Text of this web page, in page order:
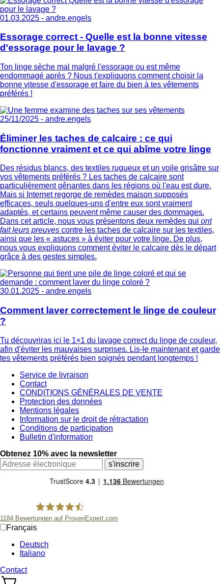
01.03.2025 - andre.engels
Essorage correct - Quelle est la bonne vitesse
d'essorage pour le lavage ?
Ton linge sèche mal malgré l'essorage ou est même
endommagé après ? Nous t'expliquons comment choisir la
bonne vitesse d'essorage et faire du bien à tes vêtements
préférés !
25/11/2025 - andre.engels
Éliminer les taches de calcaire : ce qui
fonctionne vraiment et ce qui abîme votre linge
Des résidus blancs, des textiles rugueux et un voile grisâtre sur
vos vêtements préférés ? Les taches de calcaire sont
particulièrement gênantes dans les régions où l'eau est dure.
Mais si Internet regorge de remèdes maison supposés
efficaces, seuls quelques-uns d'entre eux sont vraiment
adaptés, et certains peuvent même causer des dommages.
Dans cet article, nous vous présentons deux remèdes qui ont
fait leurs preuves contre les taches de calcaire sur les textiles,
ainsi que les « astuces » à éviter pour votre linge. De plus,
nous vous expliquons comment éviter le calcaire dès le départ
grâce à des gestes simples.
30.01.2025 - andre.engels
Comment laver correctement le linge de couleur
?
Tu découvriras ici le 1×1 du lavage correct du linge de couleur,
afin d'éviter les mauvaises surprises. Lis-le maintenant et garde
tes vêtements préférés bien soignés pendant longtemps !
Service de livraison
Contact
CONDITIONS GÉNÉRALES DE VENTE
Protection des données
Mentions légales
Information sur le droit de rétractation
Conditions de participation
Bulletin d'information
Obtenez 10% avec la newsletter
1184 Bewertungen auf ProvenExpert.com
Français
Deutsch
Italiano
Contact